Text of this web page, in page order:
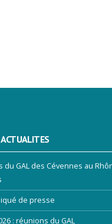
ACTUALITES
du GAL des Cévennes au
de presse
: réunions du GAL